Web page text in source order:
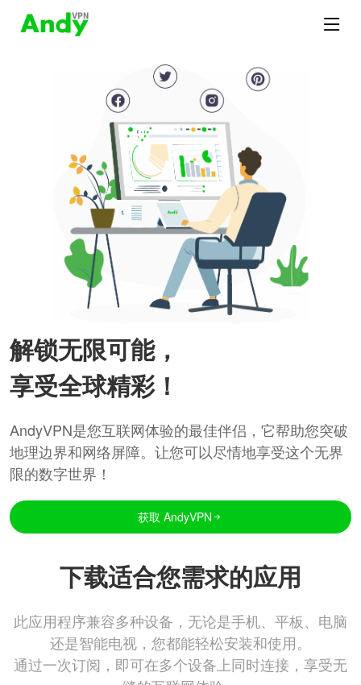
解锁无限可能，
享受全球精彩！
AndyVPN是您互联网体验的最佳伴侣，它帮助您突破
地理边界和网络屏障。让您可以尽情地享受这个无界
限的数字世界！
获取 AndyVPN
下载适合您需求的应用
此应用程序兼容多种设备，无论是手机、平板、电脑
还是智能电视，您都能轻松安装和使用。
通过一次订阅，即可在多个设备上同时连接，享受无